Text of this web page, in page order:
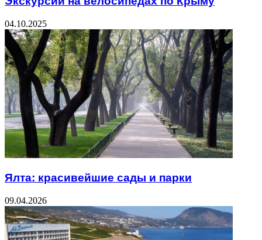
04.10.2025
Ялта: красивейшие сады и парки
09.04.2026